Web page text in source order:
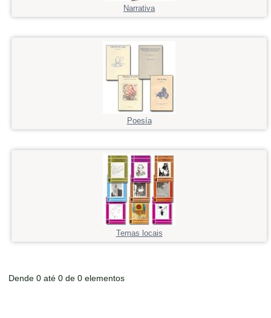
Narrativa
Poesía
Temas locais
Dende 0 até 0 de 0 elementos